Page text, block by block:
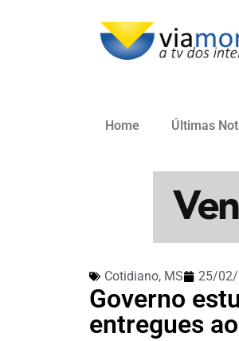
Home Últimas
Cotidiano, MS 25/02/
Governo
entregues